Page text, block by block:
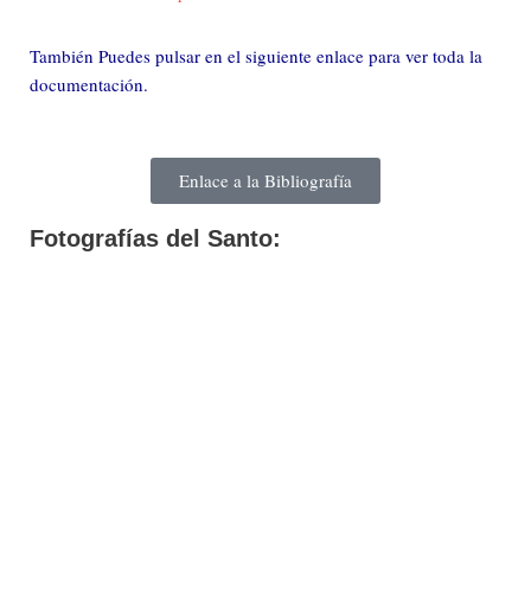
También Puedes pulsar en el siguiente enlace para ver toda la
documentación.
Enlace a la Bibliografía
Fotografías del Santo: